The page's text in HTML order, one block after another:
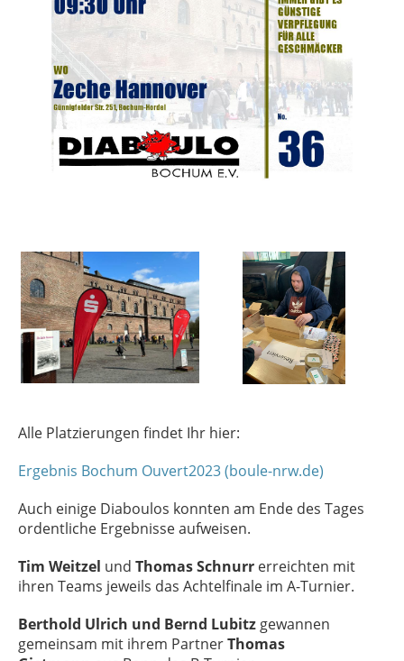
Alle Platzierungen findet Ihr hier:
Ergebnis Bochum Ouvert2023 (boule-nrw.de)
Auch einige Diaboulos konnten am Ende des Tages
ordentliche Ergebnisse aufweisen.
Tim Weitzel und Thomas Schnurr erreichten mit
ihren Teams jeweils das Achtelfinale im A-Turnier.
Berthold Ulrich und Bernd Lubitz gewannen
gemeinsam mit ihrem PartnerThomas